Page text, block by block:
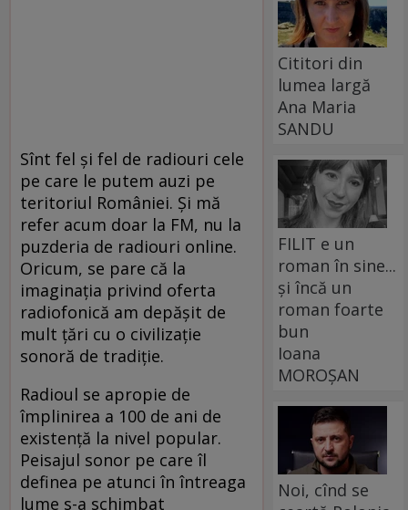
Sînt fel şi fel de radiouri cele
pe care le putem auzi pe
teritoriul României. Şi mă
refer acum doar la FM, nu la
puzderia de radiouri online.
Oricum, se pare că la
imaginaţia privind oferta
radiofonică am depăşit de
mult ţări cu o civilizaţie
sonoră de tradiţie.
Radioul se apropie de
împlinirea a 100 de ani de
existenţă la nivel popular.
Peisajul sonor pe care îl
definea pe atunci în întreaga
lume s-a schimbat
Cititori din
lumea largă
Ana Maria
SANDU
FILIT e un
roman în sine...
și încă un
roman foarte
bun
Ioana
MOROȘAN
Noi, cînd se